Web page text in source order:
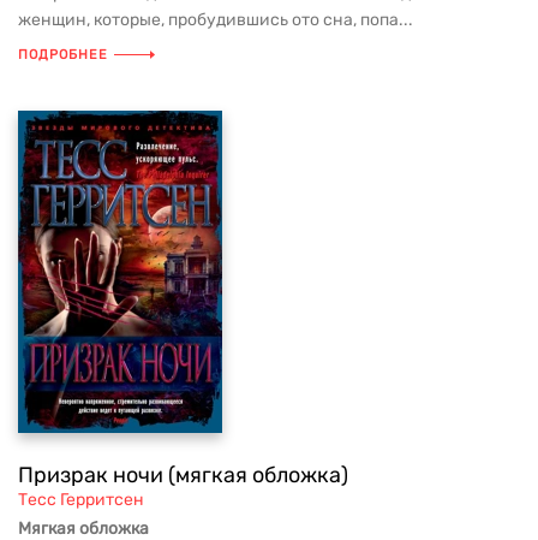
женщин, которые, пробудившись ото сна, попа...
ПОДРОБНЕЕ
Призрак ночи (мягкая обложка)
Тесс Герритсен
Мягкая обложка